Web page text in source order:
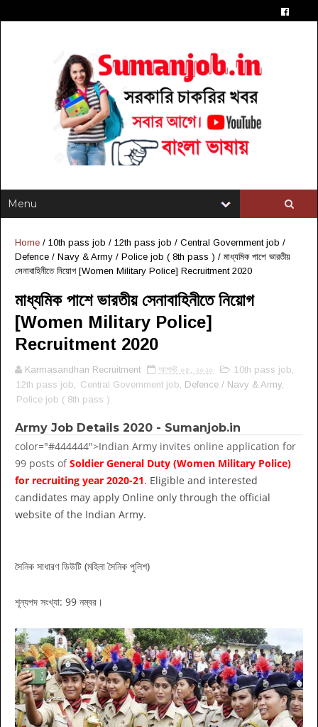
Home / 10th pass job / 12th pass job / Central Government job /
Defence / Navy & Army / Police job ( 8th pass ) / মাধ্যমিক পাশে ভারতীয়
সেনাবাহিনীতে নিয়োগ [Women Military Police] Recruitment 2020
মাধ্যমিক পাশে ভারতীয় সেনাবাহিনীতে নিয়োগ
[Women Military Police]
Recruitment 2020
Karmasandhan Recruitment আগস্ট ০৫, ২০২০ 10th pass job
12th pass job
Central Government job , Defence / Navy & Army,
Police job ( 8th pass )
Army Job Details 2020 - Sumanjob.in
color="#444444">Indian Army invites online application for
99 posts ofSoldier General Duty (Women Military Police)
for recruiting year 2020-21. Eligible and interested
candidates may apply Online only through the official
website of the Indian Army.
সৈনিক সাধারণ ডিউটি (মহিলা সৈনিক পুলিশ)
শূন্যপদ সংখ্যা: 99 নম্বর।